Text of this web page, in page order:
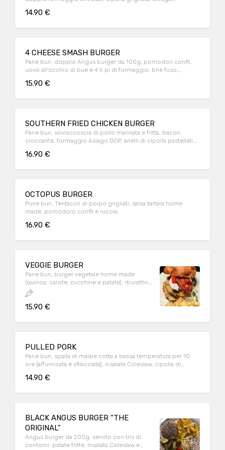
14.90 €
4 CHEESE SMASH BURGER
Pane bun, doppio Angus burger da 100g, pomodori confit,
uovo all’occhio di bue e 4 ti pi di formaggio: brie fuso,
15.90 €
SOUTHERN FRIED CHICKEN BURGER
Pane bun, sovraccoscia di pollo marinata e fritta, bacon
croccante, formaggio Asiago DOP, anelli di cipolla pastellati,
16.90 €
OCTOPUS BURGER
Pune bun, Tentacoli di polpo grigliati, salsa tartara home
made, pomodoro confit e rucola.
16.90 €
VEGGIE BURGER
Pane bun, burger vegetale home made
(quinoa, carote, zucchine e patate), rburattina
Pugliese, pomodori confit, verdure miste
spadellate.
15.90 €
PULLED PORK
Pane bun, spalla di maiale cotta a bassa temperatura per 10
ore (affumicata e sfilacciata), insalata Coleslaw, cipolla di
14.90 €
BLACK ANGUS BURGER “THE
ORIGINAL”
Angus burger da 200g, servito con tris di
contorni: patate fritte, insalata Coleslaw e